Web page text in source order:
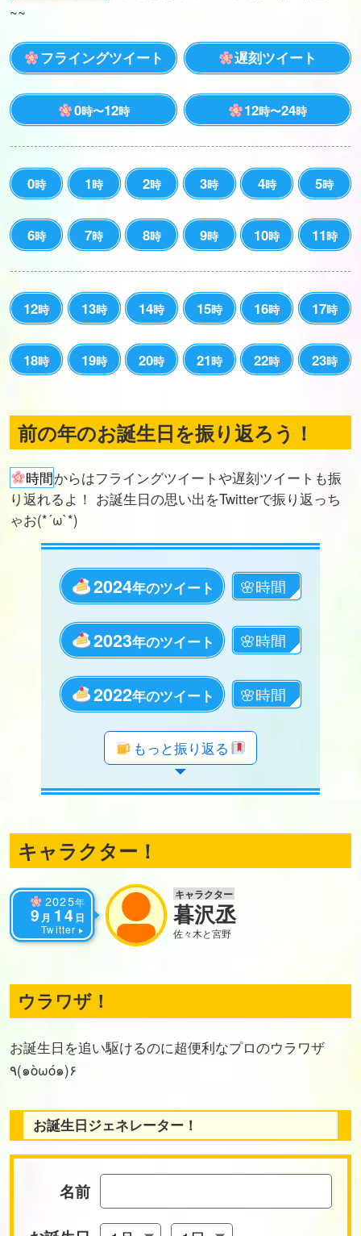
~~
フライングツイート 遅刻ツイート
0時〜12時 12時〜24時
0時 1時 2時 3時 4時 5時
6時 7時 8時 9時 10時 11時
12時 13時 14時 15時 16時 17時
18時 19時 20時 21時 22時 23時
前の年のお誕生日を振り返ろう！
時間からはフライングツイートや遅刻ツイートも振
り返れるよ！ お誕生日の思い出をTwitterで振り返っち
ゃお(*´ω`*)
2024年のツイート
2023年のツイート
2022年のツイート
年のツイート
年のツイート
年のツイート
年のツイート
年のツイート
年のツイート
年のツイート
年のツイート
年のツイート
年のツイート
年のツイート
年のツイート
年のツイート
年のツイート
年のツイート
年のツイート
もっと振り返る
キャラクター！
2025年
9 月 14 日
Twitter
キャラクター
暮沢丞
佐々木と宮野
ウラワザ！
お誕生日を追い駆けるのに超便利なプロのウラワザ
٩(๑òωó๑)۶
お誕生日ジェネレーター！
名前